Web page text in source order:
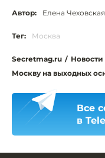
Автор: Елена Чеховская
Тег: Москва
Secretmag.ru / Новости
Москву на выходных
Все
в